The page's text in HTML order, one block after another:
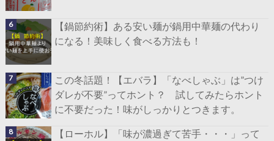
【鍋節約術】ある安い麺が鍋用中華麺の代わり
になる！美味しく食べる方法も！
この冬話題！【エバラ】「なべしゃぶ」は”つけ
ダレが不要”ってホント？ 試してみたらホント
に不要だった！味がしっかりとつきます。
【ローホル】「味が濃過ぎて苦手・・・」って